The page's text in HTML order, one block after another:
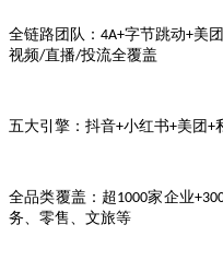
全链路团队：4A+字节跳动+美
视频/直播/投流全覆盖
五大引擎：抖音+小红书+美团 +
全品类覆盖：超1000家企业
务、零售、文旅等